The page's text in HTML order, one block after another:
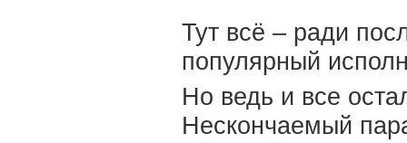
Тут всё – ради
популярный
Но ведь и все
Нескончаемый